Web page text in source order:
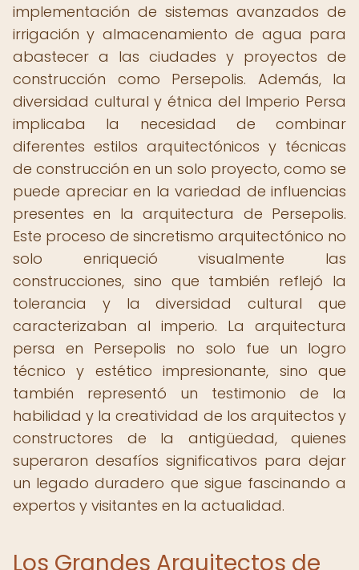
implementación de sistemas avanzados de
irrigación y almacenamiento de agua para
abastecer a las ciudades y proyectos de
construcción como Persepolis. Además, la
diversidad cultural y étnica del Imperio Persa
implicaba la necesidad de combinar
diferentes estilos arquitectónicos y técnicas
de construcción en un solo proyecto, como se
puede apreciar en la variedad de influencias
presentes en la arquitectura de Persepolis.
Este proceso de sincretismo arquitectónico no
solo enriqueció visualmente las
construcciones, sino que también reflejó la
tolerancia y la diversidad cultural que
caracterizaban al imperio. La arquitectura
persa en Persepolis no solo fue un logro
técnico y estético impresionante, sino que
también representó un testimonio de la
habilidad y la creatividad de los arquitectos y
constructores de la antigüedad, quienes
superaron desafíos significativos para dejar
un legado duradero que sigue fascinando a
expertos y visitantes en la actualidad.
Los Grandes Arquitectos de